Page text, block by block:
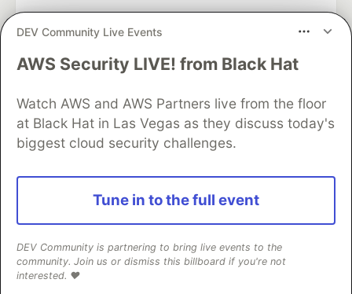
DEV Community Live Events
AWS Security LIVE! from Black Hat
Watch AWS and AWS Partners live from the floor
at Black Hat in Las Vegas as they discuss today's
biggest cloud security challenges.
Tune in to the full event
DEV Community is partnering to bring live events to the
community. Join us or dismiss this billboard if you're not
interested. ❤️
Algolia is the official search partner
development and manage your software career
Home
DEV Challenges DEV++
DEV Education Tracks
DEV Help
Advertise on DEV
Organization Accounts
DEV Showcase About
Contact
Free Postgres Database
DEV Shop
MLH
Code of Conduct
Privacy Policy
Terms of Use
Built onForem